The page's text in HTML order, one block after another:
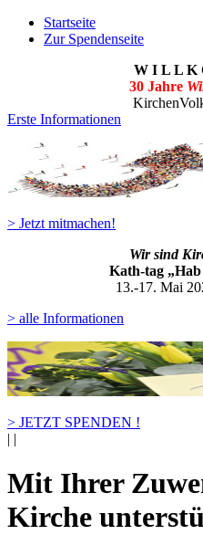
Startseite
Zur Spendenseite
W I L L K
30 Jahre
Erste Informationen
> Jetzt mitmachen!
Wir sind
Kath-tag
13.-17. Mai
> alle Informationen
> JETZT SPENDEN !
| |
Mit Ihrer
Kirche